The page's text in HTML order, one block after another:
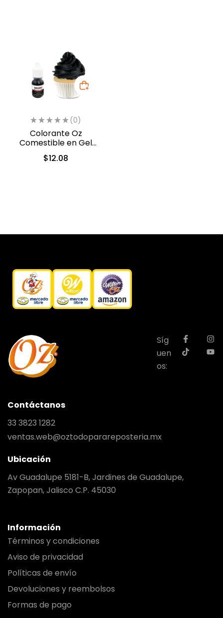
(0)
Colorante Oz
Comestible en Gel
Negro 10 ml (558)
$12.08
Síg
uen
os:
Contáctanos
33 3823 1282
ventas.web@oztodoparareposteria.mx
Ubicación
Av Guadalupe 5181-B, Jardines de Guadalupe,
Zapopan, Jalisco C.P. 45030
Información
Términos y condiciones
Aviso de privacidad
Políticas de envío
Devoluciones y reembolsos
Formas de pago